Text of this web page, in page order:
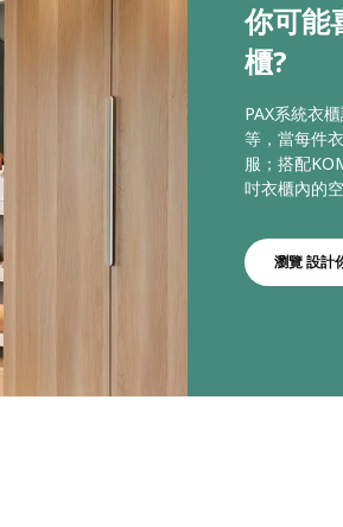
你可能
櫃?
PAX系統衣
等，當每件
服；搭配
吋衣櫃內的空
瀏覽 設計